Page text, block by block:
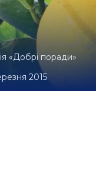
«Добрі поради»
2015